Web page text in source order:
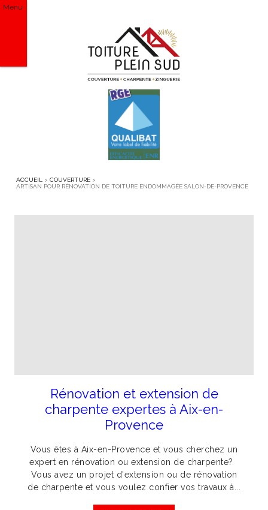
Menu
ACCUEIL > COUVERTURE >
ARTISAN POUR RÉNOVATION DE TOITURE ENDOMMAGÉE SALON-DE-PROVENCE
Rénovation et extension de
charpente expertes à Aix-en-
Provence
Vous êtes à Aix-en-Provence et vous cherchez un
expert en rénovation ou extension de charpente?
Vous avez un projet d'extension ou de rénovation
de charpente et vous voulez confier vos travaux à...